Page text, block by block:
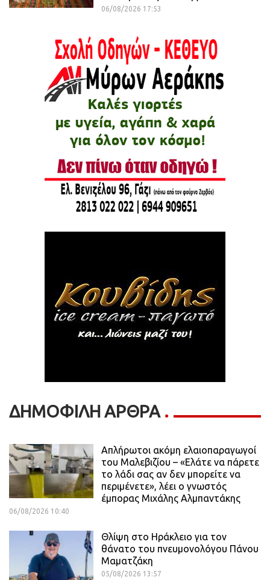
06/08/2026 17:53
ΔΗΜΟΦΙΛΗ ΑΡΘΡΑ
Απλήρωτοι ακόμη ελαιοπαραγωγοί
του Μαλεβιζίου – «Ελάτε να πάρετε
το λάδι σας αν δεν μπορείτε να
περιμένετε», λέει ο γνωστός
έμπορας Μιχάλης Αλμπαντάκης
06/08/2026 10:40
Θλίψη στο Ηράκλειο για τον
θάνατο του πνευμονολόγου Πάνου
Μαματζάκη
05/08/2026 13:57